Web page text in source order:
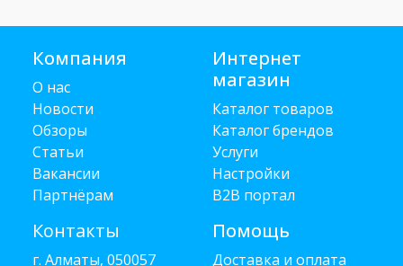
Компания
О нас
Новости
Обзоры
Статьи
Вакансии
Партнёрам
Контакты
г. Алматы, 050057
Интернет
магазин
Каталог товаров
Каталог брендов
Услуги
Настройки
B2B портал
Помощь
Доставка и оплата